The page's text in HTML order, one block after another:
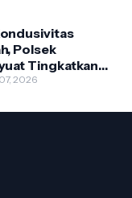
Polsek
Tingkatkan
Anggota di
2026